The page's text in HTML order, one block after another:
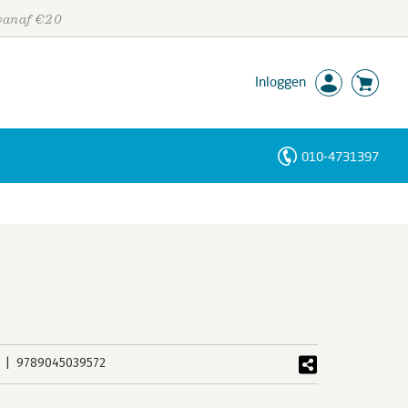
€20
Inloggen
010-4731397
9789045039572
Personen